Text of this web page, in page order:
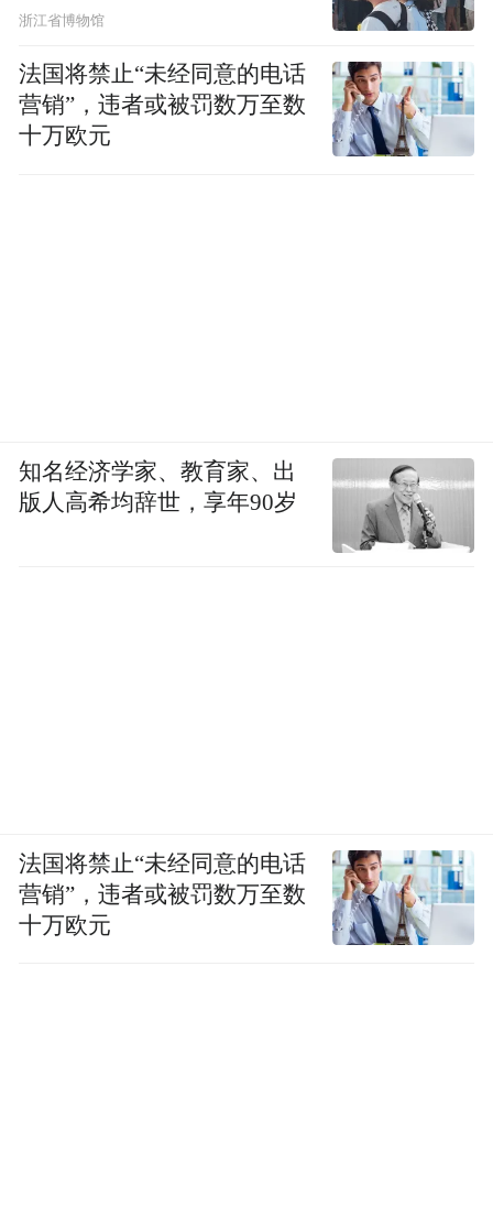
浙江省博物馆
法国将禁止“未经同意的电话
营销”，违者或被罚数万至数
十万欧元
知名经济学家、教育家、出
版人高希均辞世，享年90岁
法国将禁止“未经同意的电话
营销”，违者或被罚数万至数
十万欧元